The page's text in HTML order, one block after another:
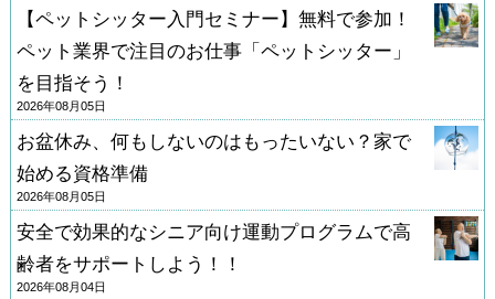
【ペットシッター入門セミナー】無料で参加！
ペット業界で注目のお仕事「ペットシッター」
を目指そう！
2026年08月05日
お盆休み、何もしないのはもったいない？家で
始める資格準備
2026年08月05日
安全で効果的なシニア向け運動プログラムで高
齢者をサポートしよう！！
2026年08月04日